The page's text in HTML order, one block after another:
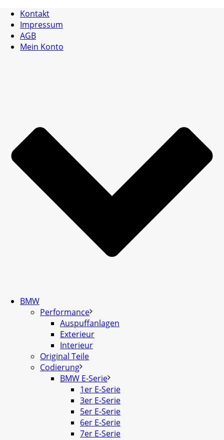
Kontakt
Impressum
AGB
Mein Konto
BMW
Performance
Auspuffanlagen
Exterieur
Interieur
Original Teile
Codierung
BMW E-Serie
1er E-Serie
3er E-Serie
5er E-Serie
6er E-Serie
7er E-Serie